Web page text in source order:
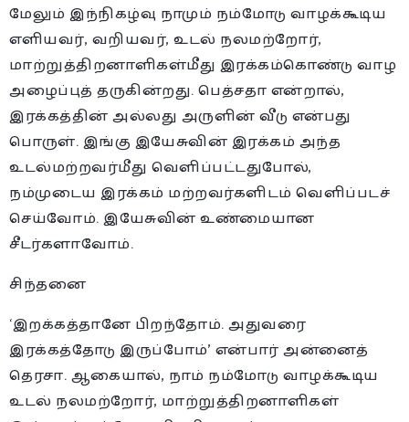
மேலும் இந்நிகழ்வு நாமும் நம்மோடு வாழக்கூடிய
எளியவர், வறியவர், உடல் நலமற்றோர்,
மாற்றுத்திறனாளிகள்மீது இரக்கம்கொண்டு வாழ
அழைப்புத் தருகின்றது. பெத்சதா என்றால்,
இரக்கத்தின் அல்லது அருளின் வீடு என்பது
பொருள். இங்கு இயேசுவின் இரக்கம் அந்த
உடல்மற்றவர்மீது வெளிப்பட்டதுபோல்,
நம்முடைய இரக்கம் மற்றவர்களிடம் வெளிப்படச்
செய்வோம். இயேசுவின் உண்மையான
சீடர்களாவோம்.
சிந்தனை
‘இறக்கத்தானே பிறந்தோம். அதுவரை
இரக்கத்தோடு இருப்போம்’ என்பார் அன்னைத்
தெரசா. ஆகையால், நாம் நம்மோடு வாழக்கூடிய
உடல் நலமற்றோர், மாற்றுத்திறனாளிகள்